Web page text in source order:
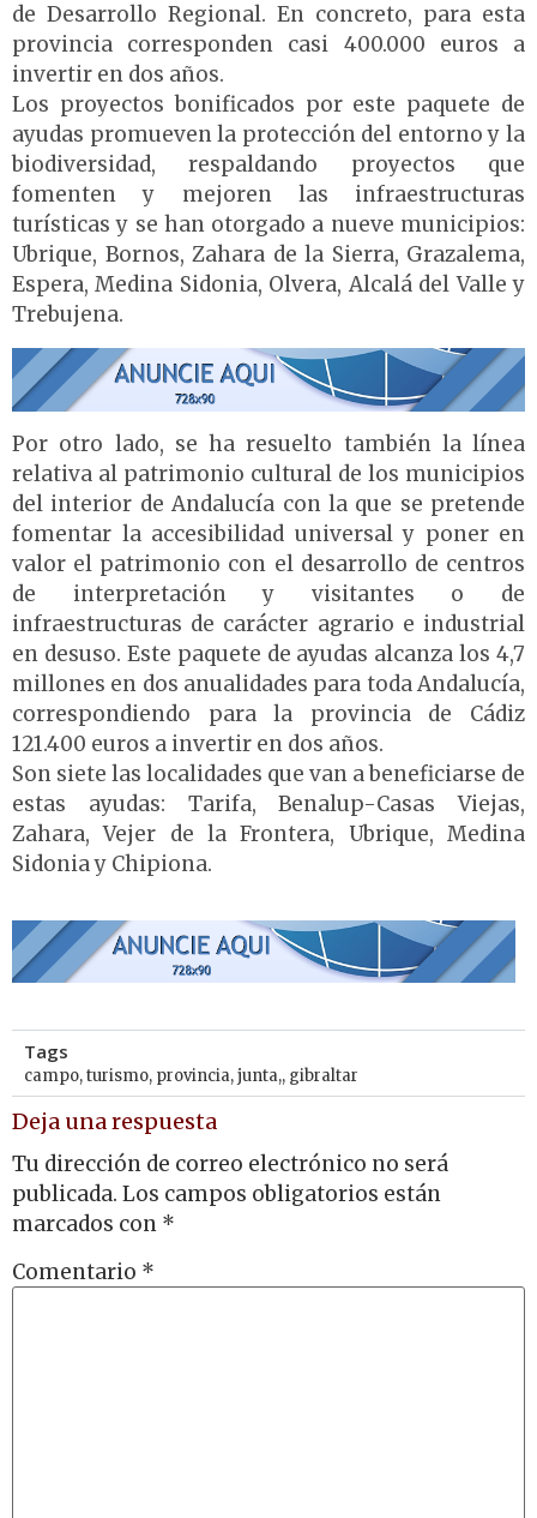
de Desarrollo Regional. En concreto, para esta
provincia corresponden casi 400.000 euros a
invertir en dos años.
Los proyectos bonificados por este paquete de
ayudas promueven la protección del entorno y la
biodiversidad, respaldando proyectos que
fomenten y mejoren las infraestructuras
turísticas y se han otorgado a nueve municipios:
Ubrique, Bornos, Zahara de la Sierra, Grazalema,
Espera, Medina Sidonia, Olvera, Alcalá del Valle y
Trebujena.
Por otro lado, se ha resuelto también la línea
relativa al patrimonio cultural de los municipios
del interior de Andalucía con la que se pretende
fomentar la accesibilidad universal y poner en
valor el patrimonio con el desarrollo de centros
de interpretación y visitantes o de
infraestructuras de carácter agrario e industrial
en desuso. Este paquete de ayudas alcanza los 4,7
millones en dos anualidades para toda Andalucía,
correspondiendo para la provincia de Cádiz
121.400 euros a invertir en dos años.
Son siete las localidades que van a beneficiarse de
estas ayudas: Tarifa, Benalup-Casas Viejas,
Zahara, Vejer de la Frontera, Ubrique, Medina
Sidonia y Chipiona.
Tags
campo,turismo, provincia,junta,, gibraltar
Deja una respuesta
Tu dirección de correo electrónico no será
publicada. Los campos obligatorios están
marcados con *
Comentario *